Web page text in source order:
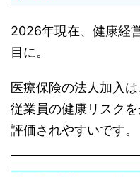
2026年現在、健康経
目に。
医療保険の法人加入は
従業員の健康リスク
評価されやすいです。